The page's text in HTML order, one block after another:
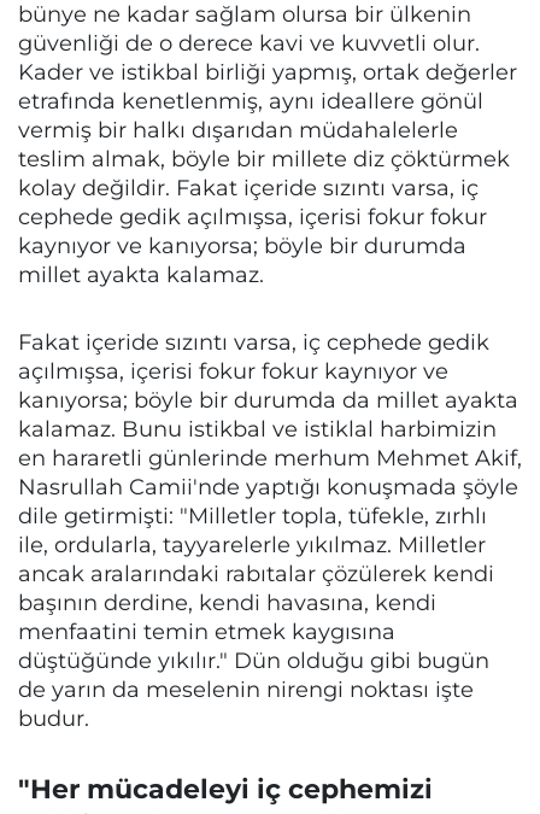
bünye ne kadar sağlam olursa bir ülkenin
güvenliği de o derece kavi ve kuvvetli olur.
Kader ve istikbal birliği yapmış, ortak değerler
etrafında kenetlenmiş, aynı ideallere gönül
vermiş bir halkı dışarıdan müdahalelerle
teslim almak, böyle bir millete diz çöktürmek
kolay değildir. Fakat içeride sızıntı varsa, iç
cephede gedik açılmışsa, içerisi fokur fokur
kaynıyor ve kanıyorsa; böyle bir durumda
millet ayakta kalamaz.
Fakat içeride sızıntı varsa, iç cephede gedik
açılmışsa, içerisi fokur fokur kaynıyor ve
kanıyorsa; böyle bir durumda da millet ayakta
kalamaz. Bunu istikbal ve istiklal harbimizin
en hararetli günlerinde merhum Mehmet Akif,
Nasrullah Camii'nde yaptığı konuşmada şöyle
dile getirmişti: "Milletler topla, tüfekle, zırhlı
ile, ordularla, tayyarelerle yıkılmaz. Milletler
ancak aralarındaki rabıtalar çözülerek kendi
başının derdine, kendi havasına, kendi
menfaatini temin etmek kaygısına
düştüğünde yıkılır." Dün olduğu gibi bugün
de yarın da meselenin nirengi noktası işte
budur.
"Her mücadeleyi iç cephemizi